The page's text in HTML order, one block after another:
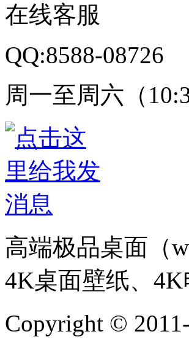
在线客服
QQ:8588-08726
周一至周六（
高端极品桌面（
4K桌面壁纸、
Copyright ©